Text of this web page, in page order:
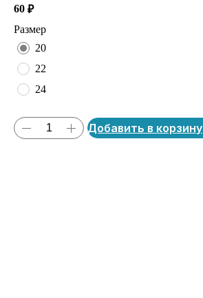
60 ₽
Размер
20
22
24
Добавить в корзину